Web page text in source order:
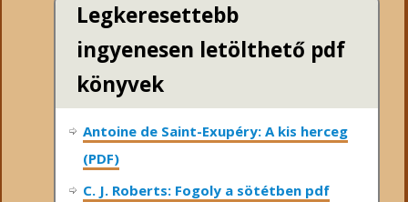
Legkeresettebb
ingyenesen letölthető pdf
könyvek
Antoine de Saint-Exupéry: A kis herceg
(PDF)
C. J. Roberts: Fogoly a sötétben pdf